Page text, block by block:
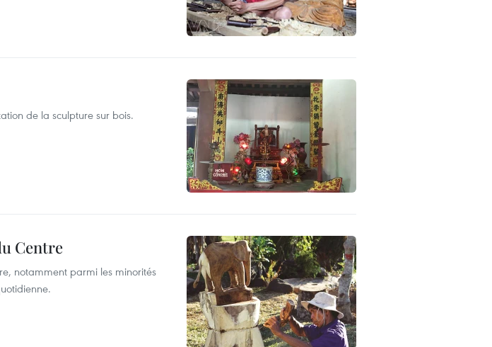
de la sculpture sur bois.
Centre
notamment parmi les minorités